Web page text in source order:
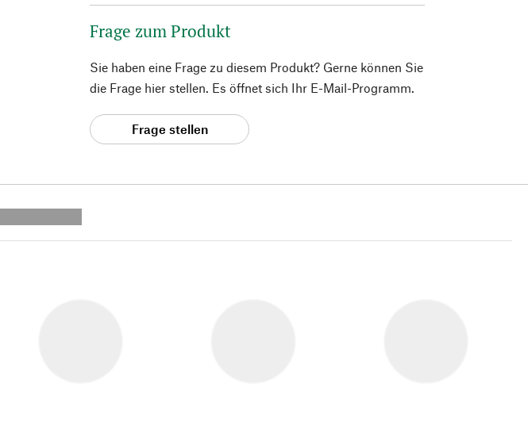
Frage zum Produkt
Sie haben eine Frage zu diesem Produkt? Gerne können Sie
die Frage hier stellen. Es öffnet sich Ihr E-Mail-Programm.
Frage stellen